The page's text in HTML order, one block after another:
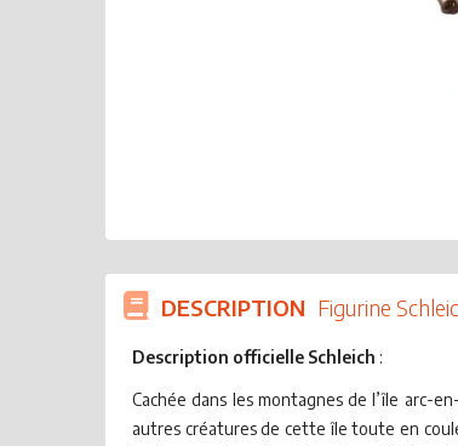
DESCRIPTION Figurine
Description officielle Schleich :
Cachée dans les montagnes de l’île arc-
autres créatures de cette île toute en